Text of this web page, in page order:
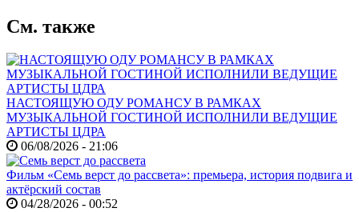
См. также
НАСТОЯЩУЮ ОДУ РОМАНСУ В РАМКАХ
МУЗЫКАЛЬНОЙ ГОСТИНОЙ ИСПОЛНИЛИ ВЕДУЩИЕ
АРТИСТЫ ЦДРА
06/08/2026 - 21:06
Фильм «Семь верст до рассвета»: премьера, история подвига и
актёрский состав
04/28/2026 - 00:52